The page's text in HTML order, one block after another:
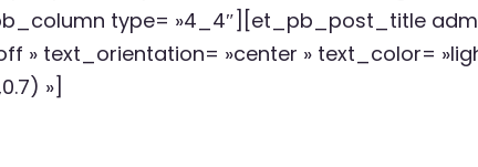
type= »4_4″][et_pb_post_title
» text_orientation= »center » text_color=
»]